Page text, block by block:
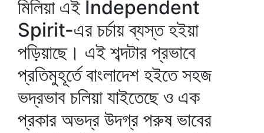
মিলিয়া এই Independent
Spirit-এর চর্চায় ব্যস্ত হইয়া
পড়িয়াছে। এই শব্দটার প্রভাবে
প্রতিমুহূর্তে বাংলাদেশ হইতে সহজ
ভদ্রভাব চলিয়া যাইতেছে ও এক
প্রকার অভদ্র উদগ্র পরুষ ভাবের